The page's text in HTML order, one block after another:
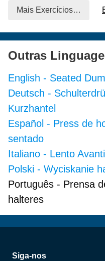
Mais Exercícios…
Outras
English - Seated
Deutsch -
Kurzhantel
Español - Press de
sentado
Italiano - Lento
Polski - Wyciskanie
Português - Prensa
halteres
Rodapé
Siga-nos